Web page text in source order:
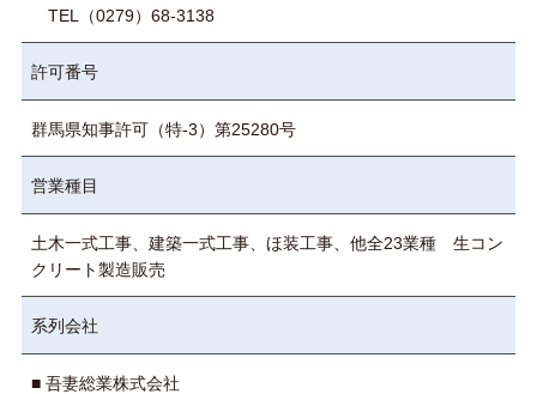
TEL（0279）68-3138
許可番号
群馬県知事許可（特-3）第25280号
営業種目
土木一式工事、建築一式工事、ほ装工事、他全23業種 生コン
クリート製造販売
系列会社
■ 吾妻総業株式会社